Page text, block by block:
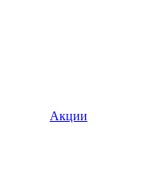
Акции